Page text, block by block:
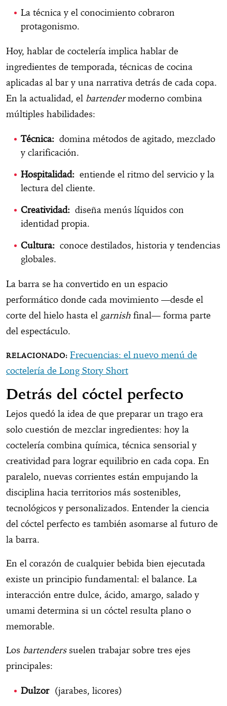
La técnica y el conocimiento cobraron
protagonismo.
Hoy, hablar de coctelería implica hablar de
ingredientes de temporada, técnicas de cocina
aplicadas al bar y una narrativa detrás de cada copa.
En la actualidad, el bartendermoderno combina
múltiples habilidades:
Técnica: domina métodos de agitado, mezclado
y clarificación.
Hospitalidad: entiende el ritmo del servicio y la
lectura del cliente.
Creatividad: diseña menús líquidos con
identidad propia.
Cultura: conoce destilados, historia y tendencias
globales.
La barra se ha convertido en un espacio
performático donde cada movimiento —desde el
corte del hielo hasta el garnish final— forma parte
del espectáculo.
Frecuencias: el nuevo menú de
coctelería de Long Story Short
Detrás del cóctel perfecto
Lejos quedó la idea de que preparar un trago era
solo cuestión de mezclar ingredientes: hoy la
coctelería combina química, técnica sensorial y
creatividad para lograr equilibrio en cada copa. En
paralelo, nuevas corrientes están empujando la
disciplina hacia territorios más sostenibles,
tecnológicos y personalizados. Entender la ciencia
del cóctel perfecto es también asomarse al futuro de
la barra.
En el corazón de cualquier bebida bien ejecutada
existe un principio fundamental: el balance. La
interacción entre dulce, ácido, amargo, salado y
umami determina si un cóctel resulta plano o
memorable.
Los bartenderssuelen trabajar sobre tres ejes
principales:
Dulzor(jarabes, licores)